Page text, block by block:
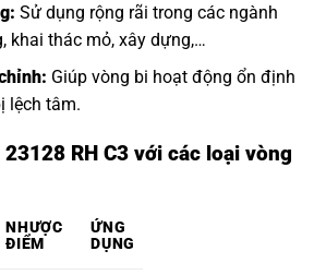
Sử dụng rộng rãi trong các ngành
khai thác mỏ, xây dựng,…
Giúp vòng bi hoạt động ổn định
lệch tâm.
RH C3 với các loại vòng
NHƯỢC
ĐIỂM
ỨNG
DỤNG